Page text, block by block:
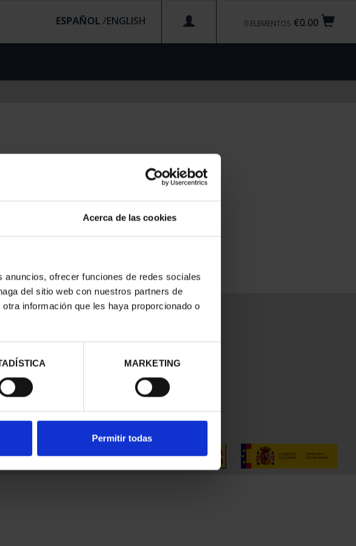
Acerca de las cookies
ofrecer funciones de redes sociales
del sitio web con nuestros partners de
información que les haya proporcionado o
MARKETING
Permitir todas
€0.00
0 ELEMENTOS
ESPAÑOL /